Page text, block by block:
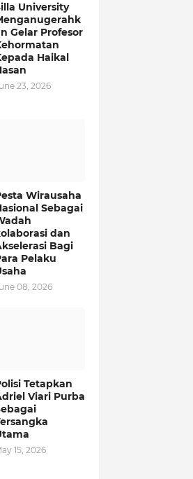
University
Gelar Profesor
Haikal
23, 2026
Wirausaha
Sebagai
dan
Bagi
Pelaku
08, 2026
Tetapkan
Viari Purba
15, 2026